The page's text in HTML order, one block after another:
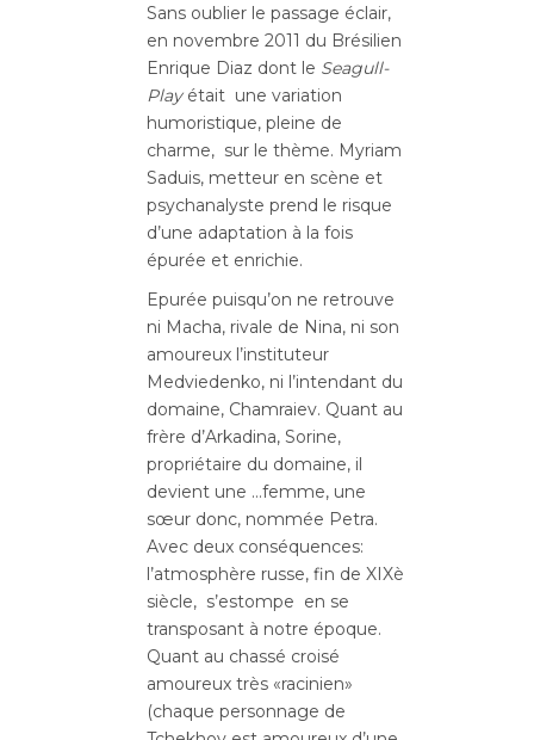
Sans oublier le passage éclair,
en novembre 2011 du Brésilien
Enrique Diaz dont le Seagull-
Playétait une variation
humoristique, pleine de
charme, sur le thème. Myriam
Saduis, metteur en scène et
psychanalyste prend le risque
d’une adaptation à la fois
épurée et enrichie.
Epurée puisqu’on ne retrouve
ni Macha, rivale de Nina, ni son
amoureux l’instituteur
Medviedenko, ni l’intendant du
domaine, Chamraiev. Quant au
frère d’Arkadina, Sorine,
propriétaire du domaine, il
devient une …femme, une
sœur donc, nommée Petra.
Avec deux conséquences:
l’atmosphère russe, fin de XIXè
siècle, s’estompe en se
transposant à notre époque.
Quant au chassé croisé
amoureux très «racinien»
(chaque personnage de